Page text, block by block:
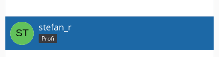
stefan_r
Profi